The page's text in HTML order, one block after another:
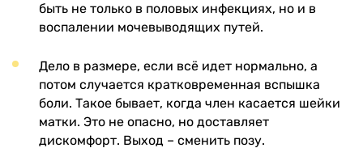
быть не только в половых инфекциях, но и в
воспалении мочевыводящих путей.
Дело в размере, если всё идет нормально, а
потом случается кратковременная вспышка
боли. Такое бывает, когда член касается шейки
матки. Это не опасно, но доставляет
дискомфорт. Выход – сменить позу.